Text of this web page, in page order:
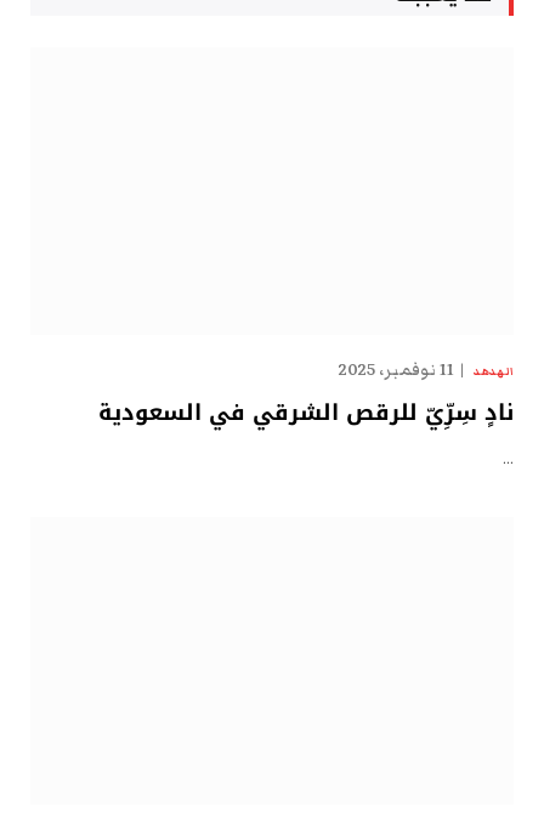
الهدهد 11 نوفمبر، 2025
نادٍ سِرِّيّ للرقص الشرقي في السعودية
…